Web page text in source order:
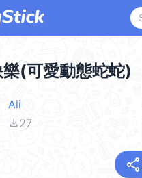
(可愛動態蛇蛇)
Ali
file_download27
share